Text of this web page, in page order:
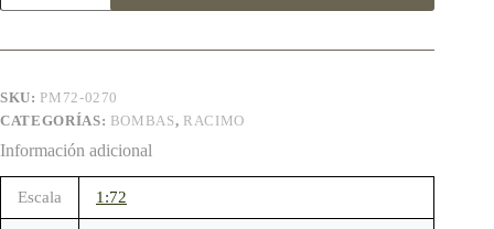
SKU: PM72-0270
CATEGORÍAS: BOMBAS, RACIMO
Información adicional
Escala 1:72